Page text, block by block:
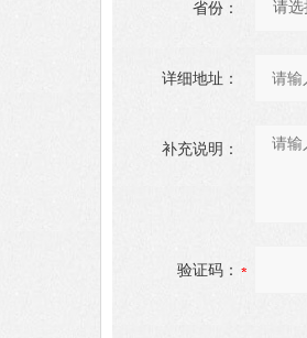
省份：
详细地址：
补充说明：
验证码：